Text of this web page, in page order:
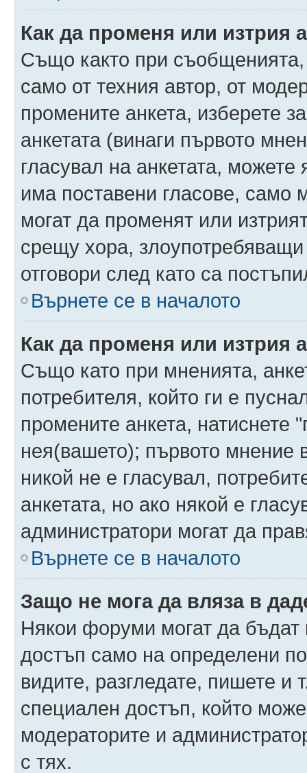
Как да променя или изтрия
Също както при съобщенията,
само от техния автор, от
промените анкета, изберете
анкетата (винаги първото
гласувал на анкетата,
има поставени гласове, само
могат да променят или
срещу хора,
отговори след като са
Върнете се в началото
Как да променя или изтрия
Също като при мненията,
потребителя, който ги е
промените анкета, натиснете
нея(вашето); първото мнение
никой не е гласувал,
анкетата, но ако някой е
администратори могат да
Върнете се в началото
Защо не мога да вляза в
Някои форуми могат да бъдат
достъп само на определени
видите, разгледате, пишете
специален достъп, който
модераторите и
с тях.